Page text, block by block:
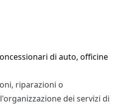
di auto, officine
riparazioni o
dei servizi di